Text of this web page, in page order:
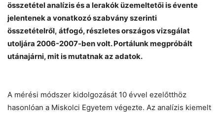
összetétel analízis és a lerakók üzemeltetői is évente
jelentenek a vonatkozó szabvány szerinti
összetételről, átfogó, részletes országos vizsgálat
utoljára 2006-2007-ben volt. Portálunk megpróbált
utánajárni, mit is mutatnak az adatok.
A mérési módszer kidolgozását 10 évvel ezelőtthöz
hasonlóan a Miskolci Egyetem végezte. Az analízis kiemelt
Chat Mr wAIste